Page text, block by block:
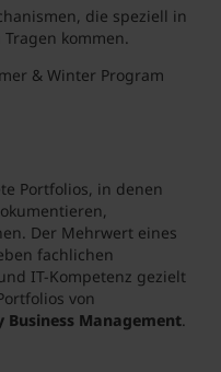
die speziell in
kommen.
& Winter Program
Portfolios, in denen
Der Mehrwert eines
fachlichen
IT-Kompetenz gezielt
von
Business Management.